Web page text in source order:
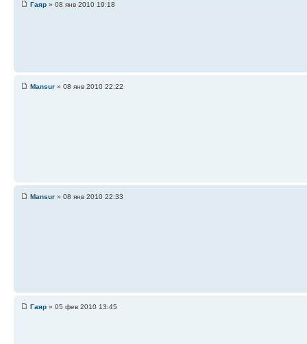
Гаяр » 08 янв 2010 19:18
Mansur » 08 янв 2010 22:22
Mansur » 08 янв 2010 22:33
Гаяр » 05 фев 2010 13:45